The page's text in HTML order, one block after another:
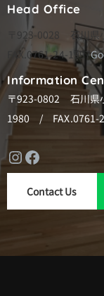
Head Office
〒923-0028 石川県
FAX.0761-24-1997
Information
〒923-0802 石川県
1980 / FAX.0761-
Instagram
Facebook
Contact Us